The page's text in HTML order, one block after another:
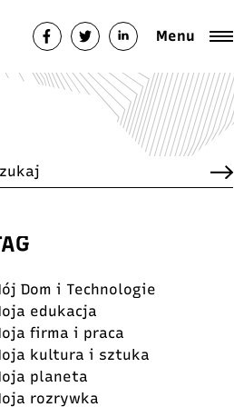
public_html/wp-
Menu
Dom i Technologie
edukacja
firma i praca
kultura i sztuka
planeta
rozrywka